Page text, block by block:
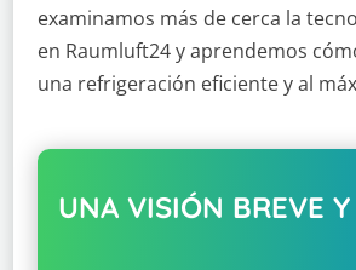
examinamos más de cerca la
en Raumluft24 y aprendemos
una refrigeración eficiente y al
UNA VISIÓN BREVE